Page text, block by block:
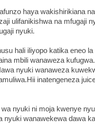
haya wakishirikiana
ulifanikishwa na mfugaji
nyuki.
hali iliyopo katika eneo la
mbili wanaweza
nyuki wanaweza
inatengeneza
nyuki ni moja kwenye
wanawekewa dawa